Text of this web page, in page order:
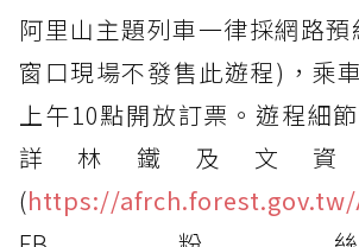
阿里山主題列車一律採網路
窗口現場不發售此遊程)，乘
上午10點開放訂票。遊程細
詳林鐵及文資
(https://